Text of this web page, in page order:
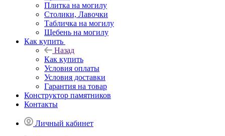
Плитка на могилу
Столики, Лавочки
Табличка на могилу
Щебень на могилу
Как купить
Назад
Как купить
Условия оплаты
Условия доставки
Гарантия на товар
Конструктор памятников
Контакты
Личный кабинет